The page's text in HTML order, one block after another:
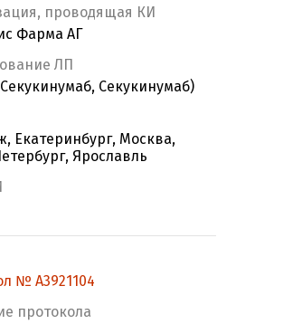
проводящая КИ
Фарма АГ
ЛП
Секукинумаб)
Екатеринбург, Москва,
Ярославль
№ A3921104
протокола